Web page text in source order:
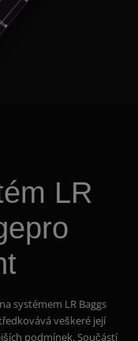
LR
systémem LR Baggs
veškeré její
podmínek. Součástí